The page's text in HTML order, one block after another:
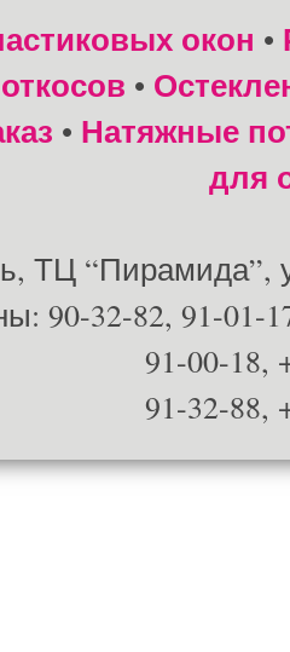
окон •
откосов •
• Натяжные
для
ТЦ “Пирамида”,
90-32-82, 91-01-
91-00-18,
91-32-88,